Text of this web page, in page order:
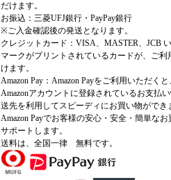
だけます。
お振込：三菱UFJ銀行・PayPay銀行
※ご入金確認後の発送となります。
クレジットカード：VISA、MASTER、JCB
マークがプリントされているカードが、ご利
けます。
Amazon Pay：Amazon Payをご利用いただく
Amazonアカウントに登録されているお支払
送先を利用してスピーディにお買い物ができ
Amazon Payでお客様の安心・安全・簡単な
サポートします。
送料は、全国一律 無料です。